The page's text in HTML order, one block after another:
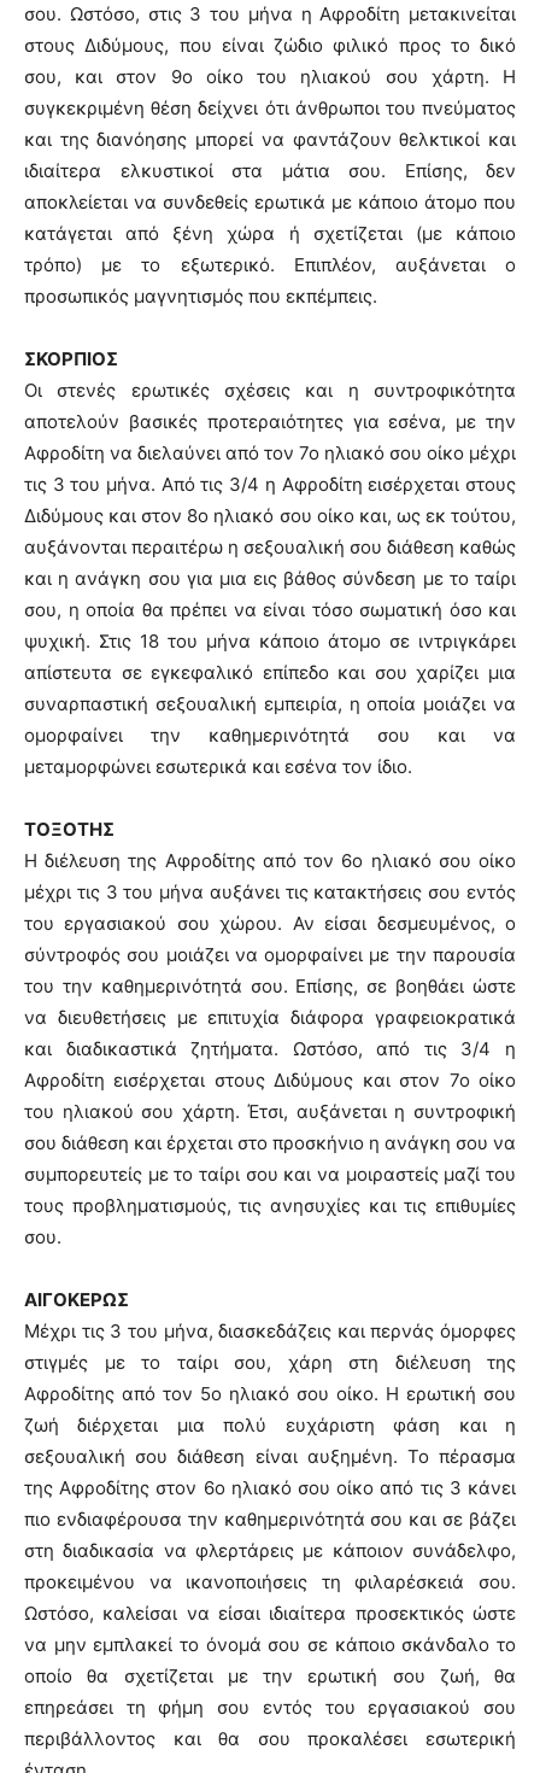
σου. Ωστόσο, στις 3 του μήνα η Αφροδίτη μετακινείται
στους Διδύμους, που είναι ζώδιο φιλικό προς το δικό
σου, και στον 9ο οίκο του ηλιακού σου χάρτη. Η
συγκεκριμένη θέση δείχνει ότι άνθρωποι του πνεύματος
και της διανόησης μπορεί να φαντάζουν θελκτικοί και
ιδιαίτερα ελκυστικοί στα μάτια σου. Επίσης, δεν
αποκλείεται να συνδεθείς ερωτικά με κάποιο άτομο που
κατάγεται από ξένη χώρα ή σχετίζεται (με κάποιο
τρόπο) με το εξωτερικό. Επιπλέον, αυξάνεται ο
προσωπικός μαγνητισμός που εκπέμπεις.
ΣΚΟΡΠΙΟΣ
Οι στενές ερωτικές σχέσεις και η συντροφικότητα
αποτελούν βασικές προτεραιότητες για εσένα, με την
Αφροδίτη να διελαύνει από τον 7ο ηλιακό σου οίκο μέχρι
τις 3 του μήνα. Από τις 3/4 η Αφροδίτη εισέρχεται στους
Διδύμους και στον 8ο ηλιακό σου οίκο και, ως εκ τούτου,
αυξάνονται περαιτέρω η σεξουαλική σου διάθεση καθώς
και η ανάγκη σου για μια εις βάθος σύνδεση με το ταίρι
σου, η οποία θα πρέπει να είναι τόσο σωματική όσο και
ψυχική. Στις 18 του μήνα κάποιο άτομο σε ιντριγκάρει
απίστευτα σε εγκεφαλικό επίπεδο και σου χαρίζει μια
συναρπαστική σεξουαλική εμπειρία, η οποία μοιάζει να
ομορφαίνει την καθημερινότητά σου και να
μεταμορφώνει εσωτερικά και εσένα τον ίδιο.
ΤΟΞΟΤΗΣ
Η διέλευση της Αφροδίτης από τον 6ο ηλιακό σου οίκο
μέχρι τις 3 του μήνα αυξάνει τις κατακτήσεις σου εντός
του εργασιακού σου χώρου. Αν είσαι δεσμευμένος, ο
σύντροφός σου μοιάζει να ομορφαίνει με την παρουσία
του την καθημερινότητά σου. Επίσης, σε βοηθάει ώστε
να διευθετήσεις με επιτυχία διάφορα γραφειοκρατικά
και διαδικαστικά ζητήματα. Ωστόσο, από τις 3/4 η
Αφροδίτη εισέρχεται στους Διδύμους και στον 7ο οίκο
του ηλιακού σου χάρτη. Έτσι, αυξάνεται η συντροφική
σου διάθεση και έρχεται στο προσκήνιο η ανάγκη σου να
συμπορευτείς με το ταίρι σου και να μοιραστείς μαζί του
τους προβληματισμούς, τις ανησυχίες και τις επιθυμίες
σου.
ΑΙΓΟΚΕΡΩΣ
Μέχρι τις 3 του μήνα, διασκεδάζεις και περνάς όμορφες
στιγμές με το ταίρι σου, χάρη στη διέλευση της
Αφροδίτης από τον 5ο ηλιακό σου οίκο. Η ερωτική σου
ζωή διέρχεται μια πολύ ευχάριστη φάση και η
σεξουαλική σου διάθεση είναι αυξημένη. Το πέρασμα
της Αφροδίτης στον 6ο ηλιακό σου οίκο από τις 3 κάνει
πιο ενδιαφέρουσα την καθημερινότητά σου και σε βάζει
στη διαδικασία να φλερτάρεις με κάποιον συνάδελφο,
προκειμένου να ικανοποιήσεις τη φιλαρέσκειά σου.
Ωστόσο, καλείσαι να είσαι ιδιαίτερα προσεκτικός ώστε
να μην εμπλακεί το όνομά σου σε κάποιο σκάνδαλο το
οποίο θα σχετίζεται με την ερωτική σου ζωή, θα
επηρεάσει τη φήμη σου εντός του εργασιακού σου
περιβάλλοντος και θα σου προκαλέσει εσωτερική